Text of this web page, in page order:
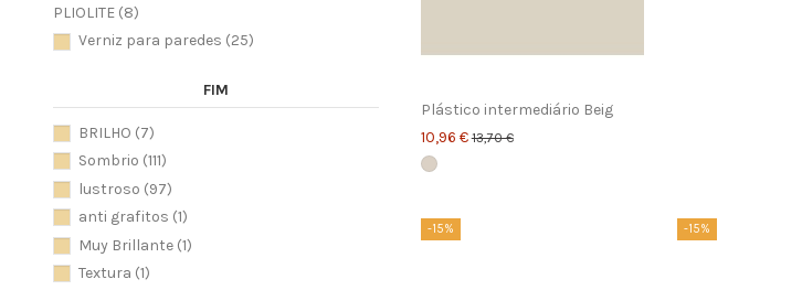
Plástico intermediário Beig
10,96 €13,70 €
-15% -15%
PLIOLITE (8)
Verniz para paredes (25)
FIM
BRILHO (7)
Sombrio (111)
lustroso (97)
anti grafitos (1)
Muy Brillante (1)
Textura (1)